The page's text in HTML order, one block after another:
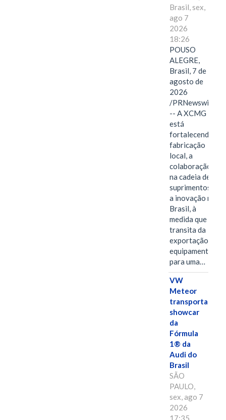
Brasil, sex,
ago 7
2026
18:26
POUSO
ALEGRE,
Brasil, 7 de
agosto de
2026
/PRNewswire/
-- A XCMG
está
fortalecendo a
fabricação
local, a
colaboração
na cadeia de
suprimentos e
a inovação no
Brasil, à
medida que
transita da
exportação de
equipamentos
para uma…
VW
Meteor
transporta
showcar
da
Fórmula
1® da
Audi do
Brasil
SÃO
PAULO,
sex, ago 7
2026
17:35